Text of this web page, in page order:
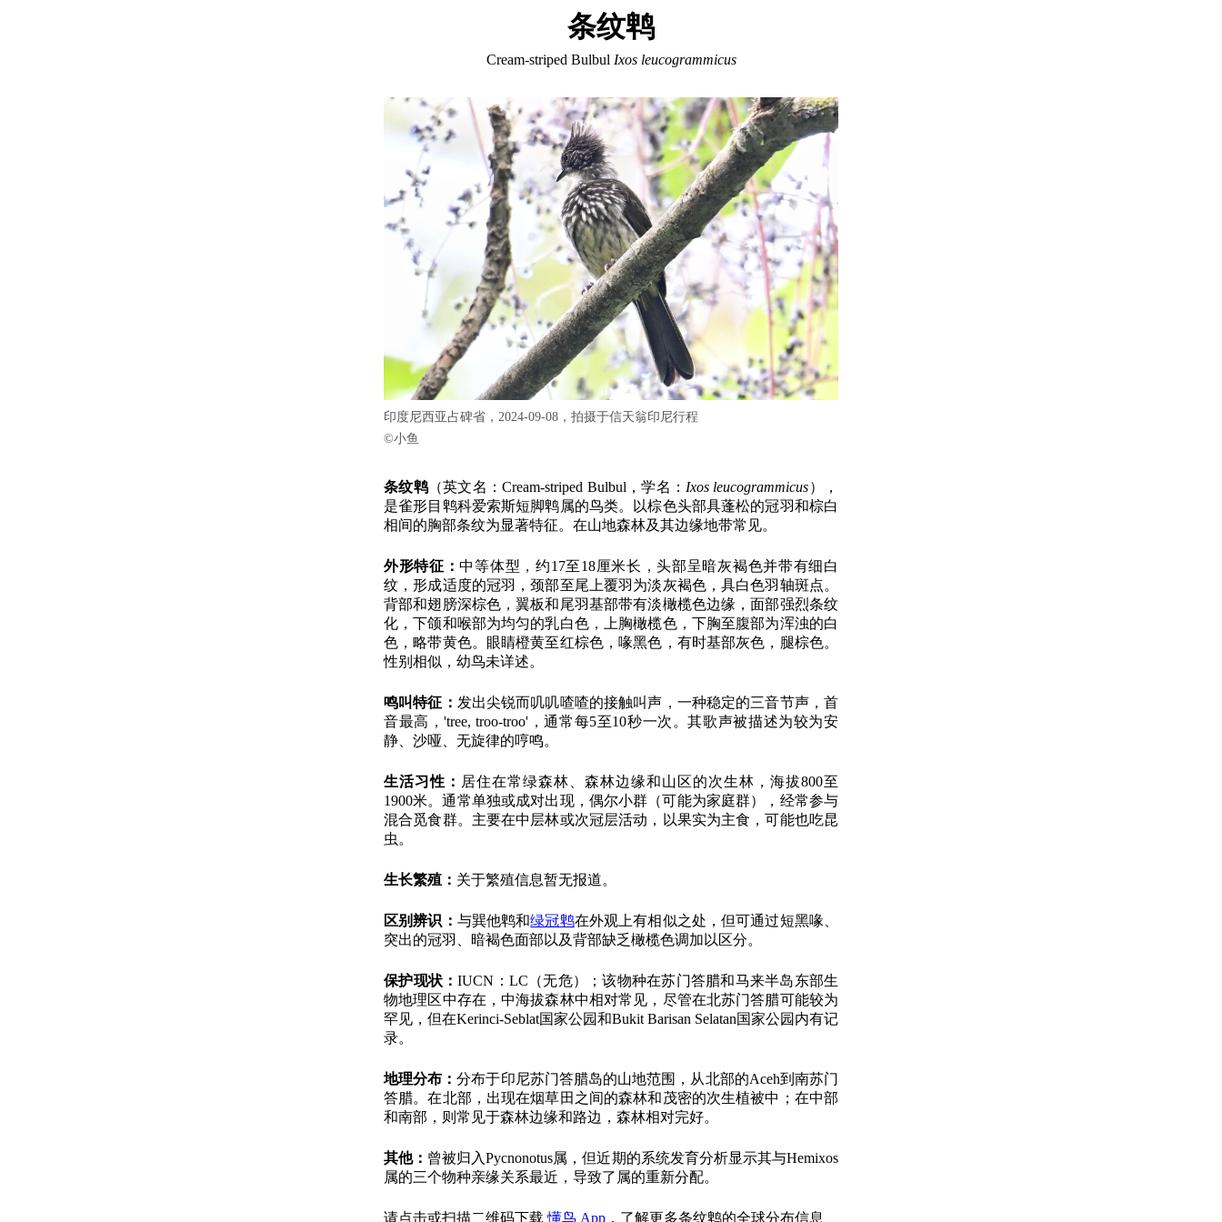
条纹鹎
Cream-striped Bulbul Ixos leucogrammicus
印度尼西亚占碑省，2024-09-08，拍摄于信天翁印尼行程
©小鱼
条纹鹎（英文名：Cream-striped Bulbul，学名： Ixos leucogrammicus），
是雀形目鹎科爱索斯短脚鹎属的鸟类。以棕色头部具蓬松的冠羽和棕白
相间的胸部条纹为显著特征。在山地森林及其边缘地带常见。
外形特征：中等体型，约17至18厘米长，头部呈暗灰褐色并带有细白
纹，形成适度的冠羽，颈部至尾上覆羽为淡灰褐色，具白色羽轴斑点。
背部和翅膀深棕色，翼板和尾羽基部带有淡橄榄色边缘，面部强烈条纹
化，下颌和喉部为均匀的乳白色，上胸橄榄色，下胸至腹部为浑浊的白
色，略带黄色。眼睛橙黄至红棕色，喙黑色，有时基部灰色，腿棕色。
性别相似，幼鸟未详述。
鸣叫特征： 发出尖锐而叽叽喳喳的接触叫声，一种稳定的三音节声，首
音最高，'tree, troo-troo'，通常每5至10秒一次。其歌声被描述为较为安
静、沙哑、无旋律的哼鸣。
生活习性： 居住在常绿森林、森林边缘和山区的次生林，海拔800至
1900米。通常单独或成对出现，偶尔小群（可能为家庭群），经常参与
混合觅食群。主要在中层林或次冠层活动，以果实为主食，可能也吃昆
虫。
生长繁殖： 关于繁殖信息暂无报道。
区别辨识： 与巽他鹎和绿冠鹎在外观上有相似之处，但可通过短黑喙、
突出的冠羽、暗褐色面部以及背部缺乏橄榄色调加以区分。
保护现状：IUCN：LC（无危）；该物种在苏门答腊和马来半岛东部生
物地理区中存在，中海拔森林中相对常见，尽管在北苏门答腊可能较为
罕见，但在Kerinci-Seblat国家公园和Bukit Barisan Selatan国家公园内有记
录。
地理分布：分布于印尼苏门答腊岛的山地范围，从北部的Aceh到南苏门
答腊。在北部，出现在烟草田之间的森林和茂密的次生植被中；在中部
和南部，则常见于森林边缘和路边，森林相对完好。
其他： 曾被归入Pycnonotus属，但近期的系统发育分析显示其与Hemixos
属的三个物种亲缘关系最近，导致了属的重新分配。
请点击或扫描二维码下载懂鸟 App ，了解更多条纹鹎的全球分布信息